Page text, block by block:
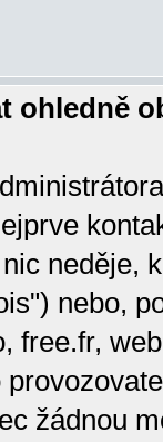
ohledně
neděje,
nebo,
free.fr,
žádnou